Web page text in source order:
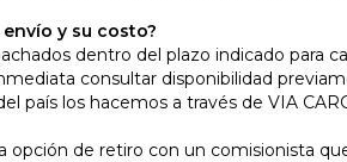
y su costo?
dentro del plazo indicado para
consultar disponibilidad
país los hacemos a través de VIA
opción de retiro con un comisionista